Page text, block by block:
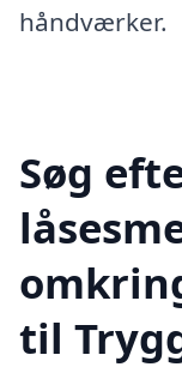
håndværker.
Søg
til